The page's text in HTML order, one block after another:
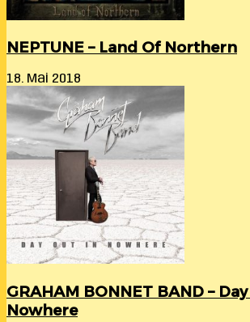
NEPTUNE – Land Of Northern
18. Mai 2018
GRAHAM BONNET BAND –
Nowhere